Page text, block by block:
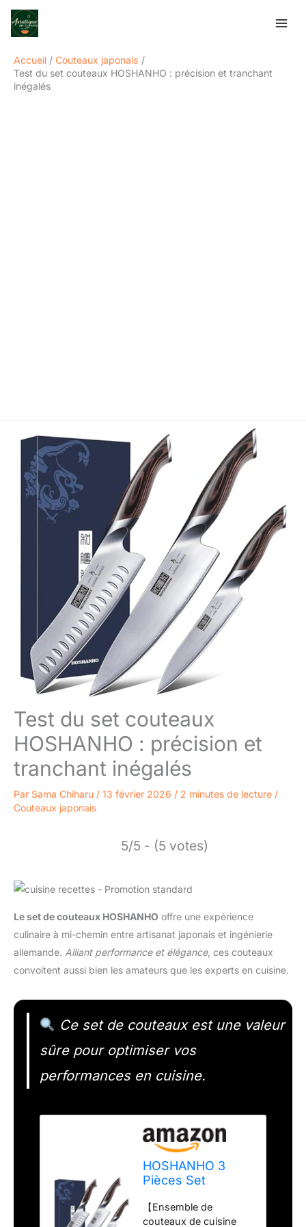
Aller
Accueil
Couteaux japonais
Test du set couteaux HOSHANHO : précision et tranchant
inégalés
Test du set couteaux
HOSHANHO : précision et
tranchant inégalés
Par Sama Chiharu / 13 février 2026 / 2 minutes de lecture /
Couteaux japonais
5/5 - (5 votes)
Le set de couteaux HOSHANHO offre une expérience
culinaire à mi-chemin entre artisanat japonais et ingénierie
allemande. Alliant performance et élégance, ces couteaux
convoitent aussi bien les amateurs que les experts en cuisine.
Ce set de couteaux est une valeur
sûre pour optimiser vos
performances en cuisine.
HOSHANHO 3
Pièces Set
Couteau Japonais
Professionnel
【Ensemble de
couteaux de cuisine
Rechercher